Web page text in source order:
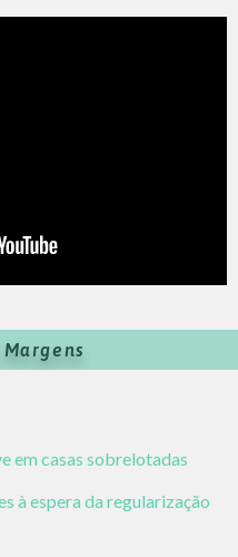
em casas sobrelotadas
à espera da regularização